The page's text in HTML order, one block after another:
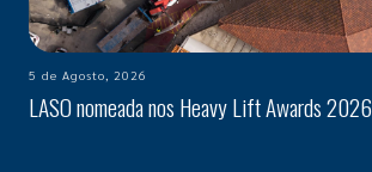
5 de Agosto, 2026
LASO nomeada nos Heavy Lift Awards 2026